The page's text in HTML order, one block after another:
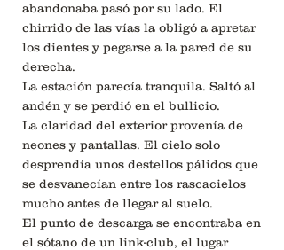
abandonaba pasó por su lado. El
chirrido de las vías la obligó a apretar
los dientes y pegarse a la pared de su
derecha.
La estación parecía tranquila. Saltó al
andén y se perdió en el bullicio.
La claridad del exterior provenía de
neones y pantallas. El cielo solo
desprendía unos destellos pálidos que
se desvanecían entre los rascacielos
mucho antes de llegar al suelo.
El punto de descarga se encontraba en
el sótano de un link-club, el lugar